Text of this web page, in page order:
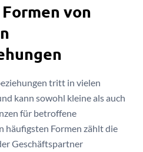
von
tritt in vielen
kann sowohl kleine als auch
für betroffene
häufigsten Formen zählt die
Geschäftspartner